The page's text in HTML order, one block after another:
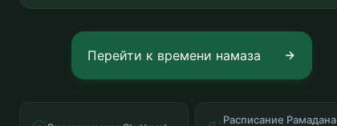
Перейти к времени намаза
Расписание Рамадана